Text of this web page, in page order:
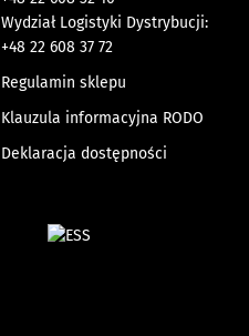
Wydział Logistyki Dystrybucji:
+48 22 608 37 72
Regulamin sklepu
Klauzula informacyjna RODO
Deklaracja dostępności